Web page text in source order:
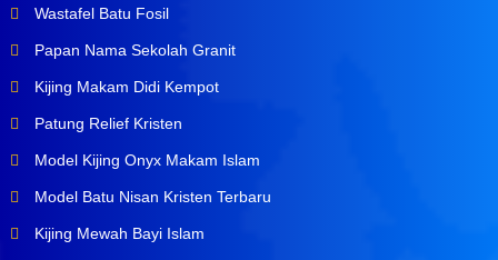
Wastafel Batu Fosil
Papan Nama Sekolah Granit
Kijing Makam Didi Kempot
Patung Relief Kristen
Model Kijing Onyx Makam Islam
Model Batu Nisan Kristen Terbaru
Kijing Mewah Bayi Islam